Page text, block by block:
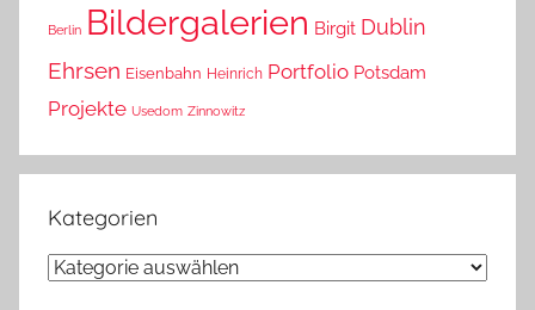
Berlin Bildergalerien Birgit Dublin
Ehrsen Eisenbahn Heinrich Portfolio Potsdam
Projekte Usedom Zinnowitz
Kategorien
Kategorien